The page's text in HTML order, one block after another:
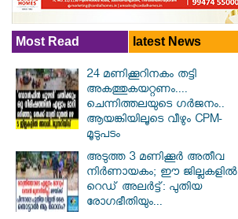
Most Read latest News
24 മണിക്കൂറിനകം തട്ടി
അകത്തുകയറ്റണം....
ചെന്നിത്തലയുടെ ഗർജനം..
ആയങ്കിയിലൂടെ വീഴും CPM-
മൂടുപടം
അടുത്ത 3 മണിക്കൂർ അതീവ
നിർണായകം; ഈ ജില്ലകളിൽ
റെഡ് അലർട്ട്: പുതിയ
രോഗഭീതിയും...